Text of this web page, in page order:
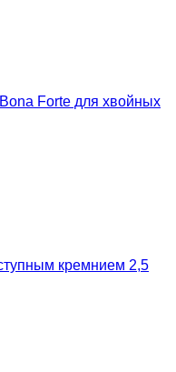
Forte для хвойных